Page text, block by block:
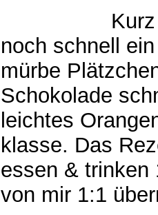
noch schnell
mürbe
Schokolade
leichtes
klasse. Das
essen & trinken
von mir 1:1